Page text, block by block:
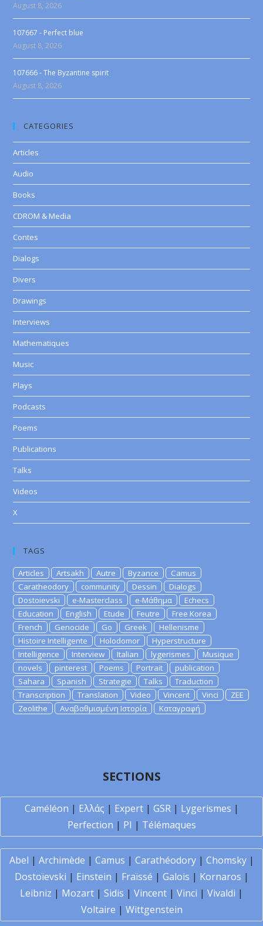
August 8, 2026
107667 - Perfect blue
August 8, 2026
107666 - The Byzantine spirit
August 8, 2026
CATEGORIES
Articles
Audio
Books
CDROM & Media
Contes
Dialogs
Divers
Drawings
Interviews
Mathematiques
Music
Plays
Podcasts
Poems
Publications
Talks
Videos
X
TAGS
Articles Artsakh Autre Byzance
Camus
Caratheodory
community Dessin
Dialogs
Dostoievski
e-Masterclass e-Μάθημα
Echecs
Education
English Etude Feutre
Free Korea
French
Genocide Go Greek
Hellenisme
Histoire Intelligente
Holodomor
Hyperstructure
Intelligence
Interview Italian lygerismes
Musique
novels
pinterest Poems Portrait
publication
Sahara
Spanish Strategie Talks
Traduction
Transcription
Translation Video Vincent Vinci
ZEE
Zeolithe
Αναβαθμισμένη Ιστορία Καταγραφή
SECTIONS
Caméléon | Ελλάς | Expert| GSR| Lygerismes |
Perfection | PI | Télémaques
Abel | Archimède | Camus | Carathéodory| Chomsky|
Dostoïevski | Einstein | Fraïssé | Galois | Kornaros |
Leibniz | Mozart | Sidis | Vincent | Vinci | Vivaldi |
Voltaire | Wittgenstein